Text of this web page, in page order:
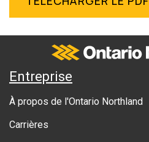
Ontario Northland
A
u
Entreprise
À propos de l'Ontario Northland
Carrières